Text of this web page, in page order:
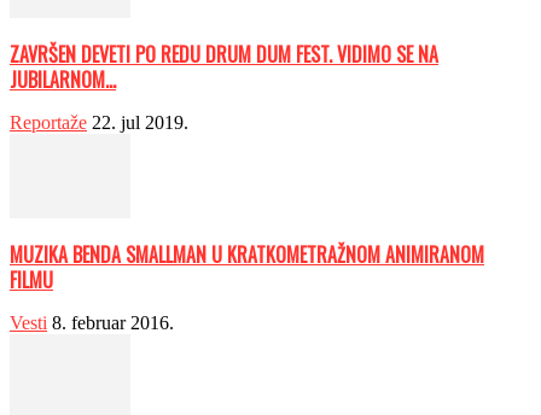
ZAVRŠEN DEVETI PO REDU DRUM DUM FEST. VIDIMO SE NA
JUBILARNOM...
Reportaže 22. jul 2019.
MUZIKA BENDA SMALLMAN U KRATKOMETRAŽNOM ANIMIRANOM
FILMU
Vesti 8. februar 2016.